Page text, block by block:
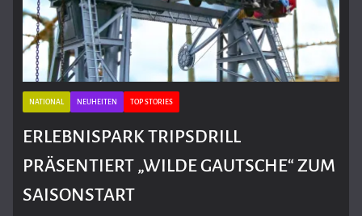
NATIONAL NEUHEITEN TOP STORIES
ERLEBNISPARK TRIPSDRILL
PRÄSENTIERT „WILDE GAUTSCHE“ ZUM
SAISONSTART